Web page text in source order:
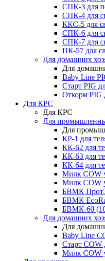
СПК-3 для
СПК-4 для
ККС-5 для
СПК-6 для
СПК-7 для
ПК-57 для
Для домашних
Для
Baby Line
Старт PIG
Откорм PIG
Для КРС
Для КРС
Для
Для
КР-1 для
КК-62 для
КК-63 для
КК-64 для
Милк COW
Милк COW
БВМК
БВМК
БВМК-60
Для домашних
Для
Baby Line
Старт COW
Милк COW